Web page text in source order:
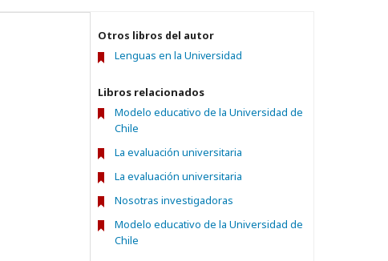
Otros libros del autor
Lenguas en la Universidad
Libros relacionados
Modelo educativo de la Universidad de
Chile
La evaluación universitaria
La evaluación universitaria
Nosotras investigadoras
Modelo educativo de la Universidad de
Chile